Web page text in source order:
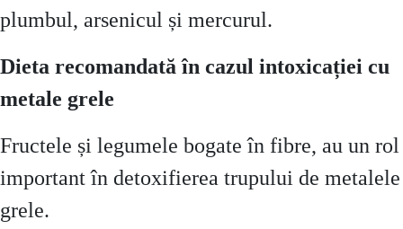
plumbul, arsenicul și mercurul.
Dieta recomandată în cazul intoxicației cu
metale grele
Fructele și legumele bogate în fibre, au un rol
important în detoxifierea trupului de metalele
grele.